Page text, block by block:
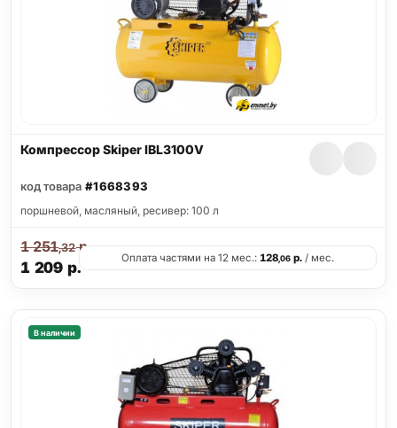
Компрессор Skiper IBL3100V
код товара #1668393
поршневой, масляный, ресивер: 100 л
1 209 р.
1 251,32р.
Оплата частями на 12 мес.: 128,06 р. / мес.
В наличии